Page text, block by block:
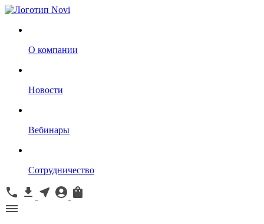
О компании
Новости
Вебинары
Сотрудничество